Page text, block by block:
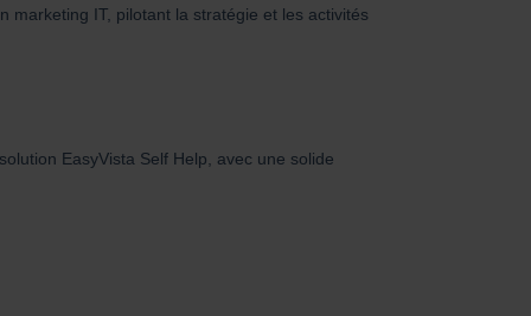
marketing IT, pilotant la stratégie et les activités
EasyVista Self Help, avec une solide